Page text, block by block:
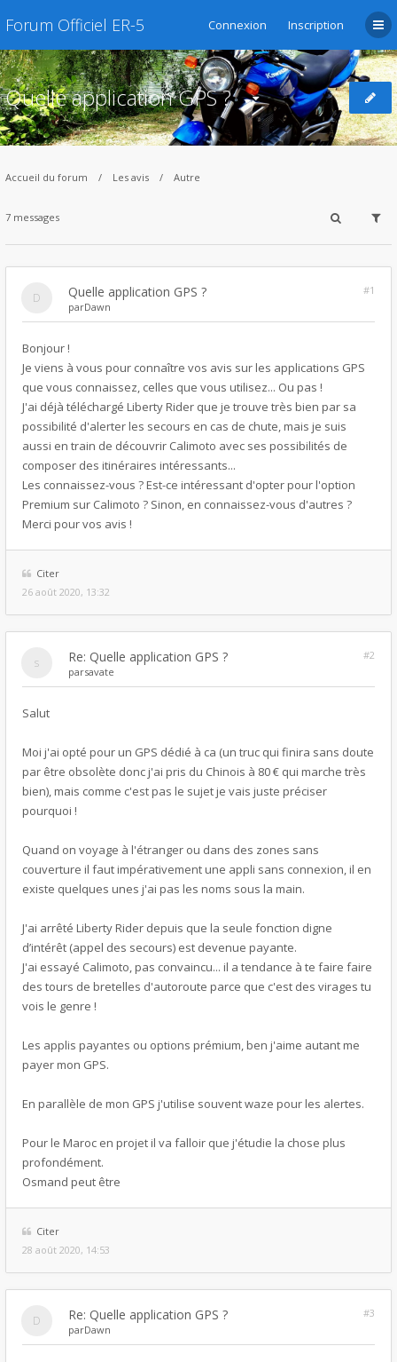
Forum Officiel ER-5 Connexion Inscription
Quelle application GPS ?
Accueil du forum Les avis Autre
7 messages
Quelle application GPS ?
#1
parDawn
Bonjour !
Je viens à vous pour connaître vos avis sur les applications GPS
que vous connaissez, celles que vous utilisez... Ou pas !
J'ai déjà téléchargé Liberty Rider que je trouve très bien par sa
possibilité d'alerter les secours en cas de chute, mais je suis
aussi en train de découvrir Calimoto avec ses possibilités de
composer des itinéraires intéressants...
Les connaissez-vous ? Est-ce intéressant d'opter pour l'option
Premium sur Calimoto ? Sinon, en connaissez-vous d'autres ?
Merci pour vos avis !
Citer
26 août 2020, 13:32
Re: Quelle application GPS ?
#2
parsavate
Salut
Moi j'ai opté pour un GPS dédié à ca (un truc qui finira sans doute
par être obsolète donc j'ai pris du Chinois à 80 € qui marche très
bien), mais comme c'est pas le sujet je vais juste préciser
pourquoi !
Quand on voyage à l'étranger ou dans des zones sans
couverture il faut impérativement une appli sans connexion, il en
existe quelques unes j'ai pas les noms sous la main.
J'ai arrêté Liberty Rider depuis que la seule fonction digne
d’intérêt (appel des secours) est devenue payante.
J'ai essayé Calimoto, pas convaincu... il a tendance à te faire faire
des tours de bretelles d'autoroute parce que c'est des virages tu
vois le genre !
Les applis payantes ou options prémium, ben j'aime autant me
payer mon GPS.
En parallèle de mon GPS j'utilise souvent waze pour les alertes.
Pour le Maroc en projet il va falloir que j'étudie la chose plus
profondément.
Osmand peut être
Citer
28 août 2020, 14:53
Re: Quelle application GPS ?
#3
parDawn